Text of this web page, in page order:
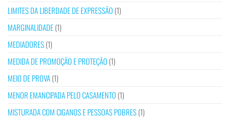
LIMITES DA LIBERDADE DE EXPRESSÃO (1)
MARGINALIDADE(1)
MEDIADORES(1)
MEDIDA DE PROMOÇÃO E PROTEÇÃO (1)
MEIO DE PROVA(1)
MENOR EMANCIPADA PELO CASAMENTO (1)
MISTURADA COM CIGANOS E PESSOAS POBRES(1)